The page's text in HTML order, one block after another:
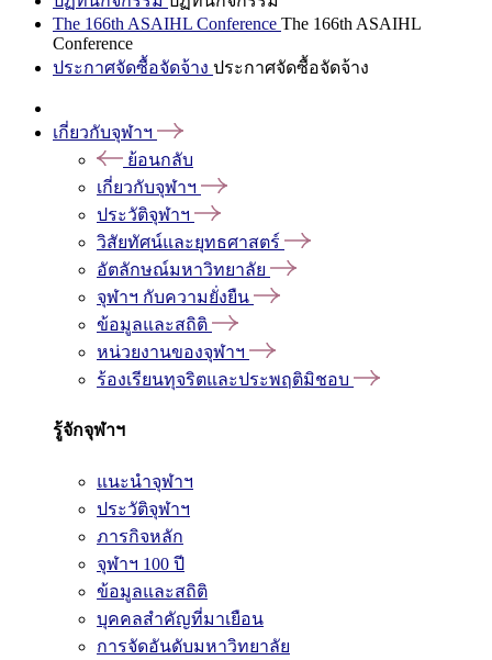
The 166th ASAIHL Conference The 166th ASAIHL
Conference
ประกาศจัดซื้อจัดจ้าง ประกาศจัดซื้อจัดจ้าง
เกี่ยวกับจุฬาฯ
ย้อนกลับ
เกี่ยวกับจุฬาฯ
ประวัติจุฬาฯ
วิสัยทัศน์และยุทธศาสตร์
อัตลักษณ์มหาวิทยาลัย
จุฬาฯ กับความยั่งยืน
ข้อมูลและสถิติ
หน่วยงานของจุฬาฯ
ร้องเรียนทุจริตและประพฤติมิชอบ
รู้จักจุฬาฯ
แนะนำจุฬาฯ
ประวัติจุฬาฯ
ภารกิจหลัก
จุฬาฯ 100 ปี
ข้อมูลและสถิติ
บุคคลสำคัญที่มาเยือน
การจัดอันดับมหาวิทยาลัย